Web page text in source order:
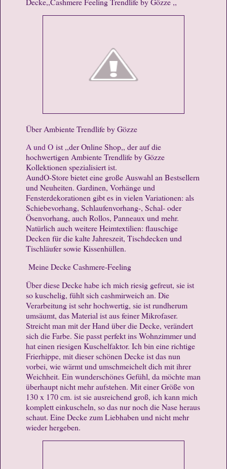
Über Ambiente Trendlife by Gözze
A und O ist ,,der Online Shop,, der auf die
hochwertigen Ambiente Trendlife by Gözze
Kollektionen spezialisiert ist.
AundO-Store bietet eine große Auswahl an Bestsellern
und Neuheiten. Gardinen, Vorhänge und
Fensterdekorationen gibt es in vielen Variationen: als
Schiebevorhang, Schlaufenvorhang-, Schal- oder
Ösenvorhang, auch Rollos, Panneaux und mehr.
Natürlich auch weitere Heimtextilien: flauschige
Decken für die kalteJahreszeit, Tischdecken und
Tischläufer sowie Kissenhüllen.
Meine Decke Cashmere-Feeling
Über diese Decke habe ich mich riesig gefreut, sie ist
so kuschelig, fühlt sich cashmirweich an. Die
Verarbeitung ist sehr hochwertig, sie ist rundherum
umsäumt, das Material ist aus feiner Mikrofaser.
Streicht man mit der Hand über die Decke, verändert
sich die Farbe. Sie passt perfekt ins Wohnzimmer und
hat einen riesigen Kuschelfaktor. Ich bin eine richtige
Frierhippe, mit dieser schönen Decke ist das nun
vorbei, wie wärmt und umschmeichelt dich mit ihrer
Weichheit. Ein wunderschönes Gefühl, da möchte man
überhaupt nicht mehr aufstehen. Mit einer Größe von
130 x 170 cm. ist sie ausreichend groß, ich kann mich
komplett einkuscheln, so das nur noch die Nase heraus
schaut. Eine Decke zum Liebhaben und nicht mehr
wieder hergeben.